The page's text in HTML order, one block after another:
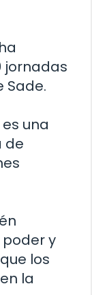
jornadas
Sade.
una
de
y
los
la